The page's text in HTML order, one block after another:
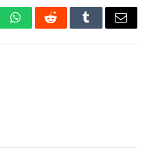
WhatsAppRedditTumblrEmail